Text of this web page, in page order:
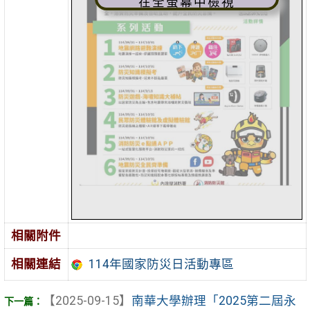
相關附件
相關連結 114年國家防災日活動專區
【2025-09-15】 南華大學辦理「2025第二屆永